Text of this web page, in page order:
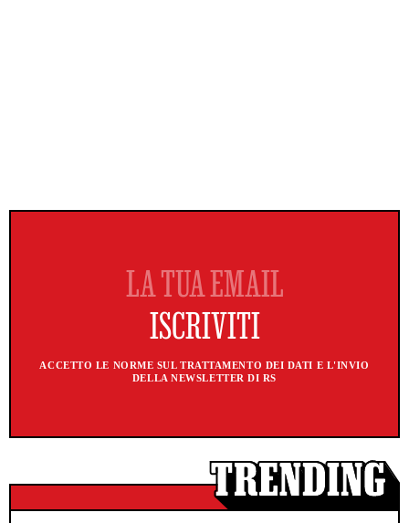
ACCETTO LE NORME SUL TRATTAMENTO DEI DATI E L'INVIO
DELLA NEWSLETTER DI RS